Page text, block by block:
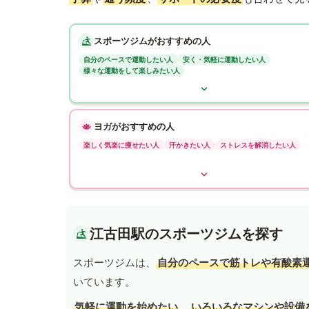
スポーツジムがおすすめの人
自分のペースで運動したい人
安く・気軽に運動したい人
様々な運動をして楽しみたい人
ヨガがおすすめの人
楽しく気楽に痩せたい人 汗かきたい人 ストレスを解消したい人
江古田駅のスポーツジムを探す
スポーツジムは、
自分のペースで筋トレや有酸素
いています。